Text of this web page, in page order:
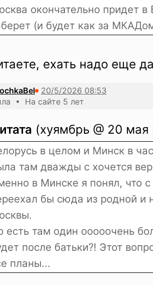
окончательно придет в
(и будет как за
ехать надо еще
• На сайте 5 лет
(хуямбрь @ 20
в целом и Минск в
там дважды с хочется
в Минске я понял, что
бы сюда из родной и
есть там один ооооочень
после батьки?! Этот
планы...